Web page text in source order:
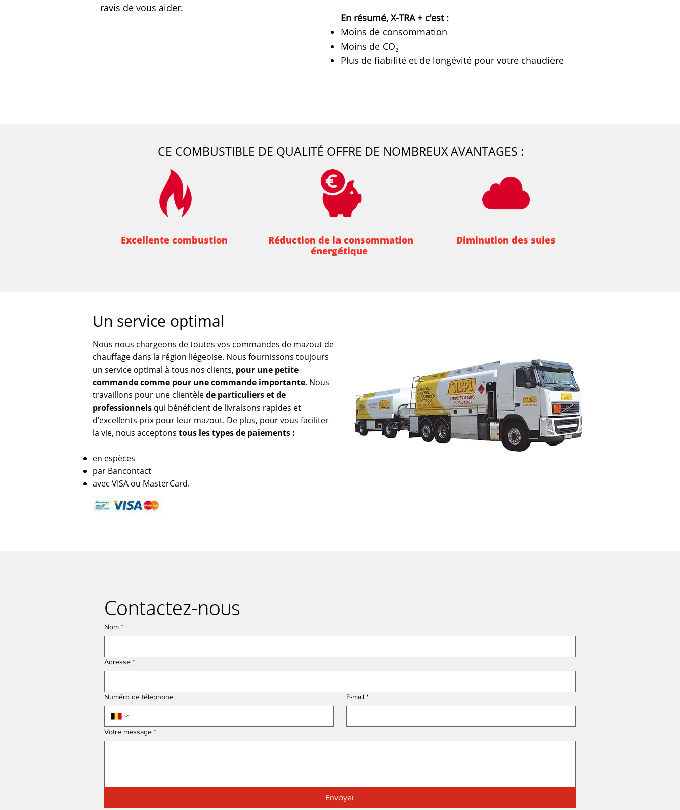
ravis de vous aider.
En résumé, X-TRA + c’est :
Moins de consommation
Moins de CO₂
Plus de fiabilité et de longévité pour votre chaudière
CE COMBUSTIBLE DE QUALITÉ OFFRE DE NOMBREUX AVANTAGES :
Excellente combustion
Réduction de la consommation
énergétique
Diminution des suies
Un service optimal
Nous nous chargeons de toutes vos commandes de mazout de
chauffage dans la région liégeoise. Nous fournissons toujours
un service optimal à tous nos clients, pour une petite
commande comme pour une commande importante. Nous
travaillons pour une clientèlede particuliers et de
professionnels qui bénéficient de livraisons rapides et
d’excellents prix pour leur mazout. De plus, pour vous faciliter
la vie, nous acceptons tous les types de paiements :
en espèces
par Bancontact
avec VISA ou MasterCard.
Contactez-nous
Nom *
Adresse *
Numéro de téléphone E-mail *
Votre message *
Envoyer